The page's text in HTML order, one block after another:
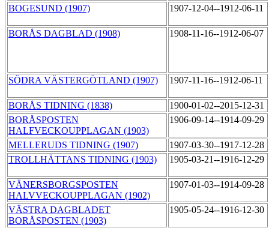
BOGESUND (1907) 1907-12-04--1912-06-11
BORÅS DAGBLAD (1908) 1908-11-16--1912-06-07
SÖDRA VÄSTERGÖTLAND (1907) 1907-11-16--1912-06-11
BORÅS TIDNING (1838)
1900-01-02--2015-12-31
BORÅSPOSTEN
HALFVECKOUPPLAGAN (1903)
1906-09-14--1914-09-29
MELLERUDS TIDNING (1907)
1907-03-30--1917-12-28
TROLLHÄTTANS TIDNING (1903)
1905-03-21--1916-12-29
VÄNERSBORGSPOSTEN
HALVVECKOUPPLAGAN (1902)
1907-01-03--1914-09-28
VÄSTRA DAGBLADET
BORÅSPOSTEN (1903)
1905-05-24--1916-12-30